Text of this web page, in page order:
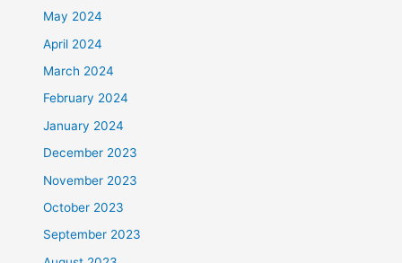
May 2024
April 2024
March 2024
February 2024
January 2024
December 2023
November 2023
October 2023
September 2023